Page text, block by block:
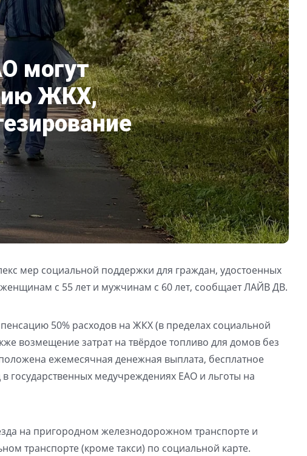
могут
ЖКХ,
мер социальной поддержки для граждан, удостоенных
женщинам с 55 лет и мужчинам с 60 лет, сообщает ЛАЙВ ДВ.
50% расходов на ЖКХ (в пределах социальной
возмещение затрат на твёрдое топливо для домов без
ежемесячная денежная выплата, бесплатное
государственных медучреждениях ЕАО и льготы на
на пригородном железнодорожном транспорте и
транспорте (кроме такси) по социальной карте.